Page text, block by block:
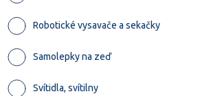
Robotické vysavače a sekačky
Samolepky na zeď
Svítidla, svítilny